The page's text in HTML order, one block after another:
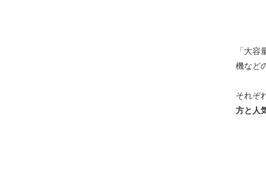
「大
機など
それぞ
方と人